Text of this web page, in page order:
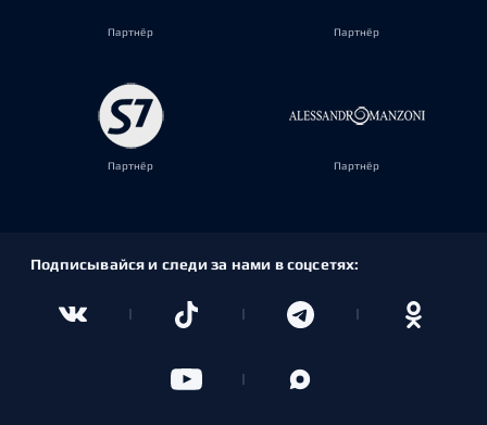
Партнёр Партнёр
Партнёр Партнёр
Подписывайся и следи за нами в соцсетях: